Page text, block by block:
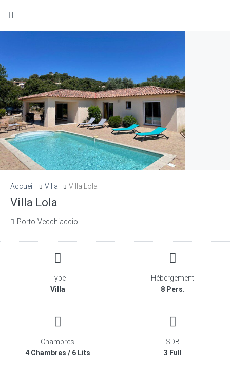
Accueil Villa Villa Lola
Villa Lola
Porto-Vecchiaccio
Type
Villa
Hébergement
8 Pers.
Chambres
4 Chambres / 6 Lits
SDB
3 Full